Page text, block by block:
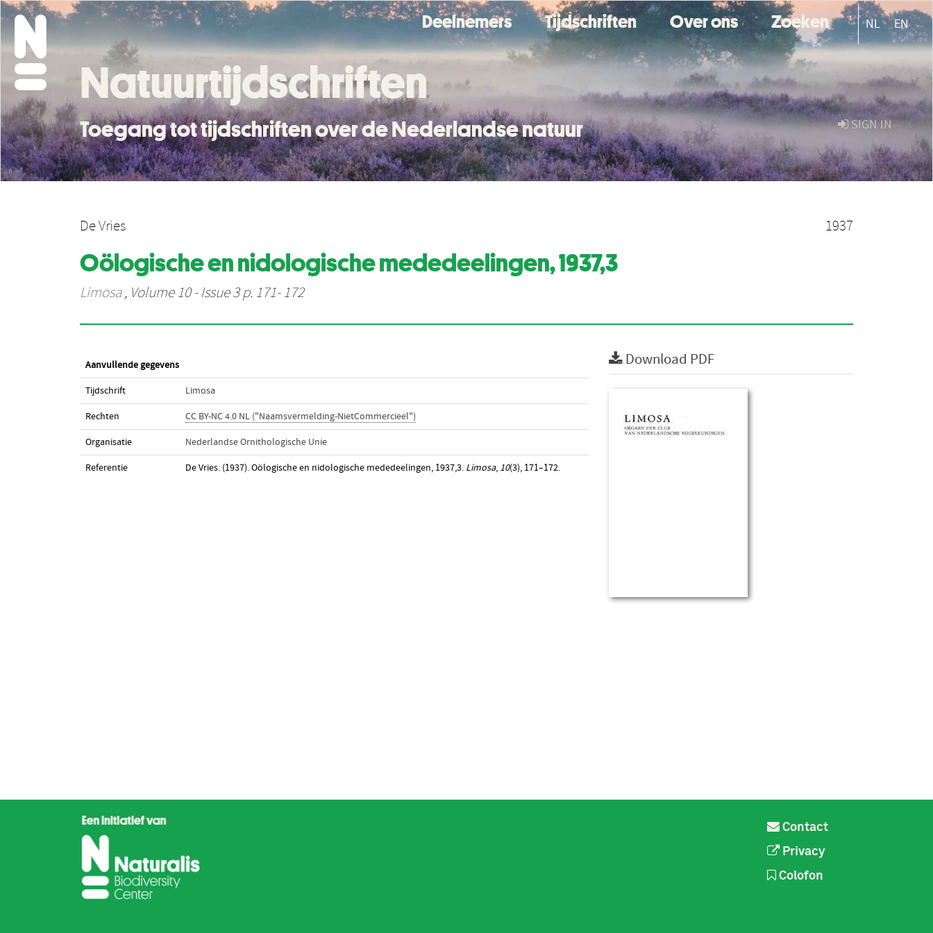
Deelnemers Tijdschriften Over ons Zoeken NL EN
SIGN IN
Natuurtijdschriften
Toegang tot tijdschriften over de Nederlandse natuur
De Vries 1937
Oölogische en nidologische mededeelingen, 1937,3
Limosa, Volume 10 - Issue 3 p. 171- 172
Aanvullende gegevens
Tijdschrift Limosa
Rechten CC BY-NC 4.0 NL ("Naamsvermelding-NietCommercieel")
Organisatie Nederlandse Ornithologische Unie
Referentie De Vries. (1937). Oölogische en nidologische mededeelingen, 1937,3. Limosa, 10(3), 171–172.
Download PDF
Contact
Privacy
Colofon